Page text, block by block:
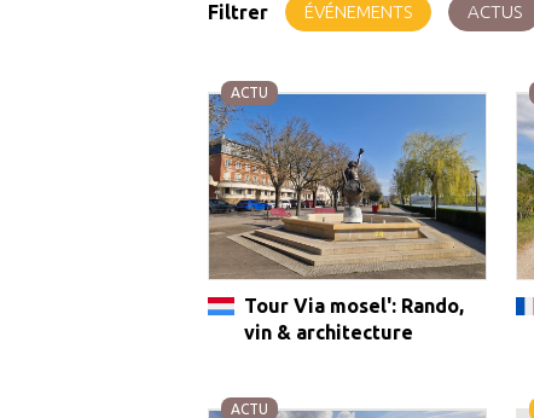
Filtrer ÉVÉNEMENTS ACTUS
ACTU
Tour Via mosel': Rando,
vin & architecture
ACTU